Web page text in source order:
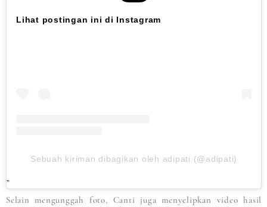
Lihat postingan ini di Instagram
Sebuah kiriman dibagikan oleh adipati (@adipati)
Selain mengunggah foto, Canti juga menyelipkan video hasil